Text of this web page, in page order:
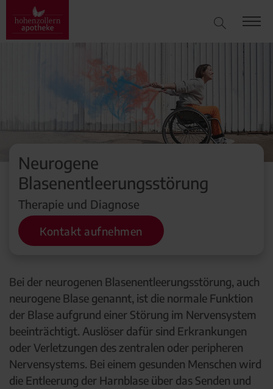
Neurogene
Blasenentleerungsstörung
Therapie und Diagnose
Kontakt aufnehmen
Bei der neurogenen Blasenentleerungsstörung, auch
neurogene Blase genannt, ist die normale Funktion
der Blase aufgrund einer Störung im Nervensystem
beeinträchtigt. Auslöser dafür sind Erkrankungen
oder Verletzungen des zentralen oder peripheren
Nervensystems. Bei einem gesunden Menschen wird
die Entleerung der Harnblase über das Senden und